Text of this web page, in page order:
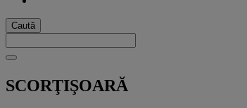
Caută
SCORŢIŞOARĂ